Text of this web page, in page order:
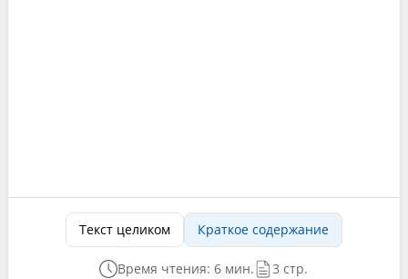
Текст целиком Краткое содержание
Время чтения: 6 мин. 3 стр.